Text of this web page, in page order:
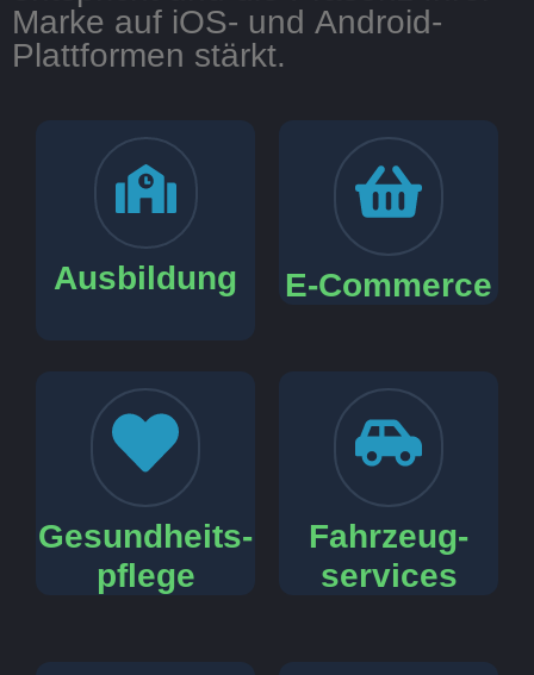
Marke auf iOS- und Android-
Plattformen stärkt.
Ausbildung E-Commerce
Gesundheits-
pflege
Fahrzeug-
services